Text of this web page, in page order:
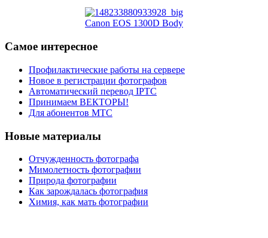
Canon EOS 1300D Body
Самое интересное
Профилактические работы на сервере
Новое в регистрации фотографов
Автоматический перевод IPTC
Принимаем ВЕКТОРЫ!
Для абонентов МТС
Новые материалы
Отчужденность фотографа
Мимолетность фотографии
Природа фотографии
Как зарождалась фотография
Химия, как мать фотографии